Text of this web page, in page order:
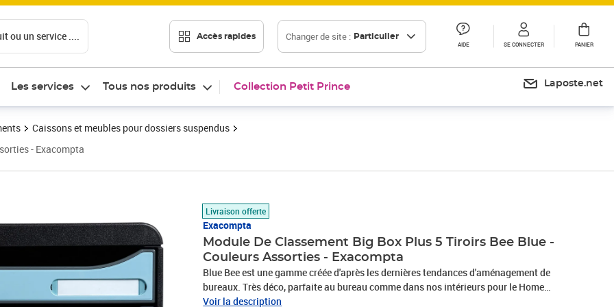
ou un service .... Accès rapides Changer de site : Particulier
AIDE SE CONNECTER PANIER
Les services Tous nos produits Collection Petit Prince Laposte.net
Caissons et meubles pour dossiers suspendus
- Exacompta
Livraison offerte
Exacompta
Module De Classement Big Box Plus 5 Tiroirs Bee Blue -
Couleurs Assorties - Exacompta
Blue Bee est une gamme créée d'après les dernières tendances d'aménagement de
bureaux. Très déco, parfaite au bureau comme dans nos intérieurs pour le Home
Office, elle est destinée à booster la performance et l'enthousiasme. Sans compromis
Voir la description
Prix 58,94€